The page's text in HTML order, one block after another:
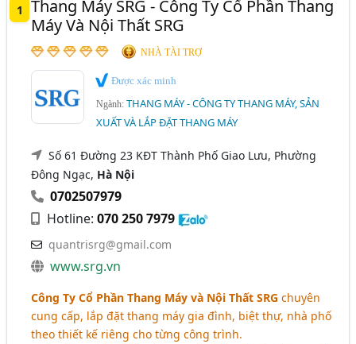
Thang Máy Tải Hàng, Thang Máy Tải Thực Phẩm (287)
Thang Máy Bệnh Viện (Tải Giường Bệnh, Chở Băng
Ca,.) (194)
Thang Máy - Thiết Bị, Phụ Tùng Và Linh Kiện Thang
Máy (182)
Thang Cuốn, Cầu Thang Máy (159)
Thang Máy Quan Sát, Thang Máy Lồng Kính (156)
Ngành xem thêm
Nhà Thầu Cơ Điện, Cơ Điện Công Trình (684)
Bãi Đỗ Xe Tự Động, Bãi Đỗ Xe Thông Minh (62)
Sơn La
Thái Bình
Thanh Hóa
Thừa Thiên Huế
TP. Cần Thơ
Đắk Lắk
Bắc Cạn Bắc Giang
Hà Nam
Hải Dương Kiên Giang
Long An
Tây Ninh
1
Thang Máy SRG - Công Ty Cổ Phần Thang
Máy Và Nội Thất SRG
NHÀ TÀI TRỢ
Được xác minh
Ngành:THANG MÁY - CÔNG TY THANG MÁY, SẢN
XUẤT VÀ LẮP ĐẶT THANG MÁY
Số 61 Đường 23 KĐT Thành Phố Giao Lưu, Phường
Đông Ngạc, Hà Nội
0702507979
Hotline:070 250 7979
quantrisrg@gmail.com
www.srg.vn
Công Ty Cổ Phần Thang Máy và Nội Thất SRG chuyên
cung cấp, lắp đặt thang máy gia đình, biệt thự, nhà phố
theo thiết kế riêng cho từng công trình.